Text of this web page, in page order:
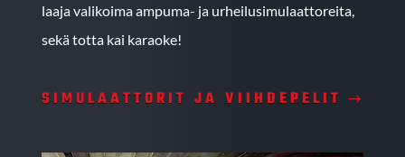
laaja valikoima ampuma- ja urheilusimulaattoreita,
sekä totta kai karaoke!
SIMULAATTORIT JA VIIHDEPELIT